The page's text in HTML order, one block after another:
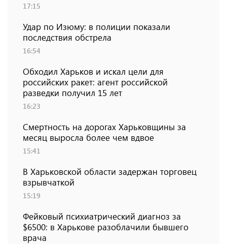
17:15
Удар по Изюму: в полиции показали
последствия обстрела
16:54
Обходил Харьков и искал цели для
российских ракет: агент российской
разведки получил 15 лет
16:23
Смертность на дорогах Харьковщины за
месяц выросла более чем вдвое
15:41
В Харьковской области задержан торговец
взрывчаткой
15:19
Фейковый психиатрический диагноз за
$6500: в Харькове разоблачили бывшего
врача